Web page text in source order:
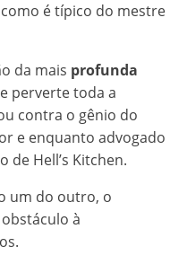
é típico do mestre
da mais profunda
perverte toda a
contra o gênio do
e enquanto advogado
de Hell’s Kitchen.
um do outro, o
à